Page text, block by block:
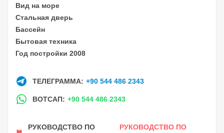
Вид на море
Стальная дверь
Бассейн
Бытовая техника
Год постройки 2008
ТЕЛЕГРАММА: +90 544 486 2343
ВОТСАП: +90 544 486 2343
РУКОВОДСТВО ПО РУКОВОДСТВО ПО